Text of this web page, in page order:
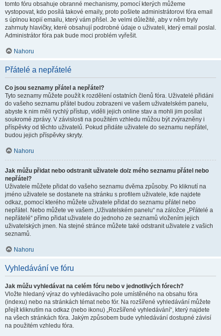
tomto fóru obsahuje obranné mechanismy, pomocí kterých můžeme
vystopovat, kdo posílá takové emaily, proto pošlete administrátorovi fóra email
s úplnou kopií emailu, který vám přišel. Je velmi důležité, aby v něm byly
zahrnuty hlavičky, které obsahují podrobné údaje o uživateli, který email poslal.
Administrátor fóra pak bude moci problém vyřešit.
Nahoru
Přátelé a nepřátelé
Co jsou seznamy přátel a nepřátel?
Tyto seznamy můžete použít k rozdělení ostatních členů fóra. Uživatelé přidáni
do vašeho seznamu přátel budou zobrazeni ve vašem uživatelském panelu,
abyste k nim měli rychlý přístup, viděli jejich online stav a mohli jim posílat
soukromé zprávy. V závislosti na použitém vzhledu můžou být zvýrazněny i
příspěvky od těchto uživatelů. Pokud přidáte uživatele do seznamu nepřátel,
budou jejich příspěvky skryty.
Nahoru
Jak můžu přidat nebo odstranit uživatele do/z mého seznamu přátel nebo
nepřátel?
Uživatele můžete přidat do vašeho seznamu dvěma způsoby. Po kliknutí na
jméno uživatele se dostanete na stránku s profilem uživatele, kde najdete
odkaz, pomocí kterého můžete uživatele přidat do seznamu přátel nebo
nepřátel. Nebo můžete ve vašem „Uživatelském panelu“ na záložce „Přátelé a
nepřátelé“ přímo přidat uživatele do jednoho ze seznamů vložením jejich
uživatelských jmen. Na stejné stránce můžete také odstranit uživatele z vašich
seznamů.
Nahoru
Vyhledávání ve fóru
Jak můžu vyhledávat na celém fóru nebo v jednotlivých fórech?
Vložte hledaný výraz do vyhledávacího pole umístěného na obsahu fóra
(indexu) nebo na stránkách témat nebo fór. Na rozšířené vyhledávání můžete
přejít kliknutím na odkaz (nebo ikonu) „Rozšířené vyhledávání“, který najdete
na všech stránkách fóra. Jakým způsobem bude vyhledávání dostupné závisí
na použitém vzhledu fóra.